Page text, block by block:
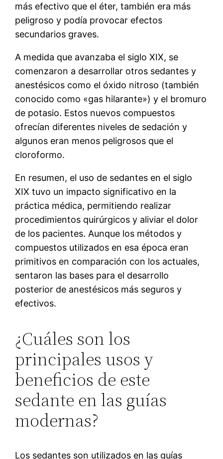
más efectivo que el éter, también era más
peligroso y podía provocar efectos
secundarios graves.
A medida que avanzaba el siglo XIX, se
comenzaron a desarrollar otros sedantes y
anestésicos como el óxido nitroso (también
conocido como «gas hilarante») y el bromuro
de potasio. Estos nuevos compuestos
ofrecían diferentes niveles de sedación y
algunos eran menos peligrosos que el
cloroformo.
En resumen, el uso de sedantes en el siglo
XIX tuvo un impacto significativo en la
práctica médica, permitiendo realizar
procedimientos quirúrgicos y aliviar el dolor
de los pacientes. Aunque los métodos y
compuestos utilizados en esa época eran
primitivos en comparación con los actuales,
sentaron las bases para el desarrollo
posterior de anestésicos más seguros y
efectivos.
¿Cuáles son los
principales usos y
beneficios de este
sedante en las guías
modernas?
Los sedantes son utilizados en las guías